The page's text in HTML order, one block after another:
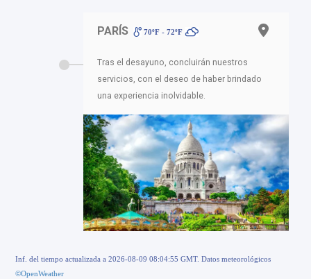
PARÍS 70ºF - 72ºF
Tras el desayuno, concluirán nuestros
servicios, con el deseo de haber brindado
una experiencia inolvidable.
Inf. del tiempo actualizada a 2026-08-09 08:04:55 GMT. Datos meteorológicos
©OpenWeather